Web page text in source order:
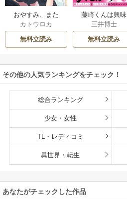
おやすみ、また
ね。ましろくん。
【電子限定漫画付
き】
カトウロカ
無料立読み
藤崎くんは興味
津々【コミックス
版】
三井博士
無料立読み
その他の人気ランキングをチェック！
総合ランキング
少女・女性
TL・レディコミ
異世界・転生
あなたがチェックした作品